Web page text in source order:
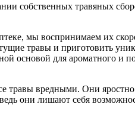
собственных травяных
мы воспринимаем их
травы и приготовить
основой для ароматного
травы вредными. Они
они лишают себя